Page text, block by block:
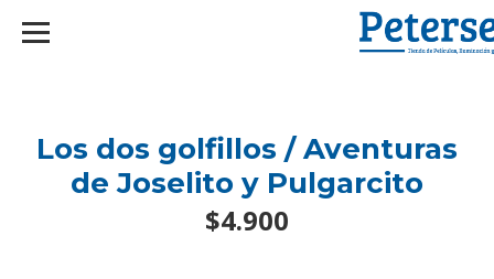
Los dos golfillos / Aventuras
de Joselito y Pulgarcito
$4.900